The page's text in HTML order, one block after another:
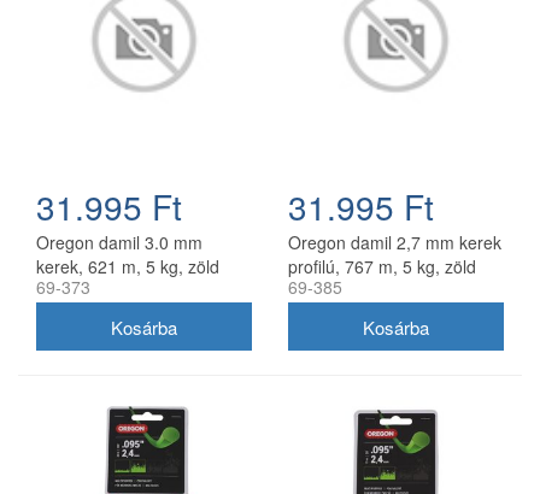
31.995 Ft
Oregon damil 3.0 mm
kerek, 621 m, 5 kg, zöld
69-373
31.995 Ft
Oregon damil 2,7 mm kerek
profilú, 767 m, 5 kg, zöld
69-385